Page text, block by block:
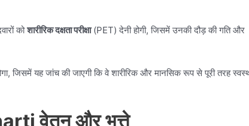
कोशारीरिक दक्षता परीक्षा(PET) देनी होगी, जिसमें उनकी दौड़ की गति और
जिसमें यह जांच की जाएगी कि वे शारीरिक और मानसिक रूप से पूरी तरह
वेतन और भत्ते